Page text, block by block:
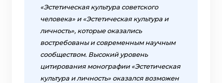
«Эстетическая культура советского
человека» и «Эстетическая культура и
личность», которые оказались
востребованы и современным научным
сообществом. Высокий уровень
цитирования монографии «Эстетическая
культура и личность» оказался возможен